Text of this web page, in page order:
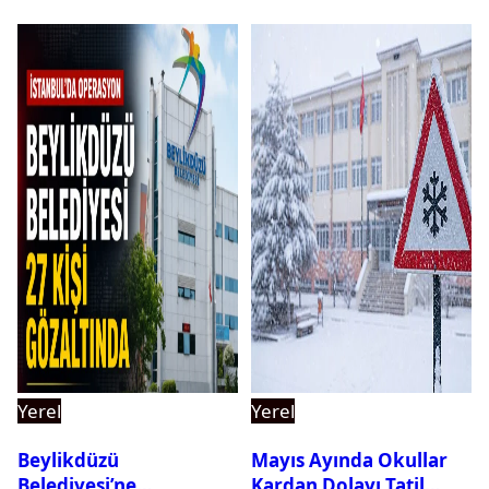
Yerel
Beylikdüzü
Yerel
Mayıs Ayında Okullar